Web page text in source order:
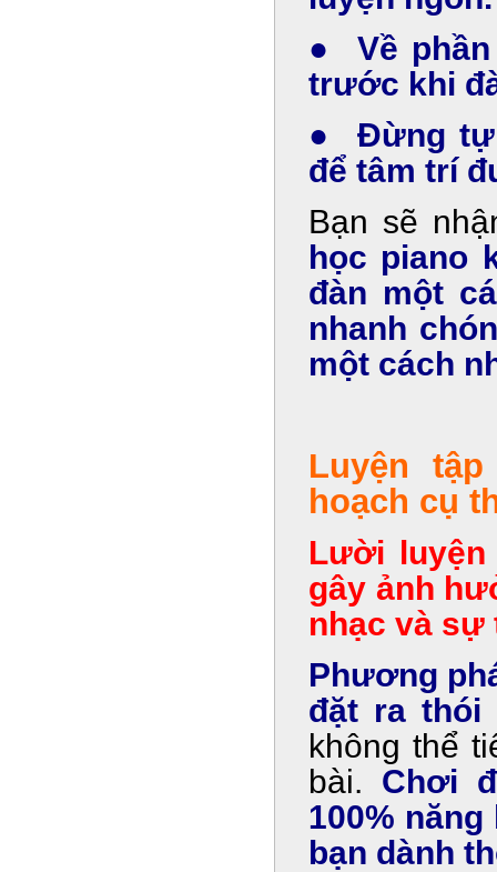
● Về phần
trước khi
● Đừng tự
để tâm trí
Bạn sẽ
học piano
đàn một
nhanh
một cách
Luyện
hoạch cụ
Lười luyện
gây ảnh
nhạc và sự
Phương
đặt ra thói
không thể
bài. Chơi
100%
bạn dành